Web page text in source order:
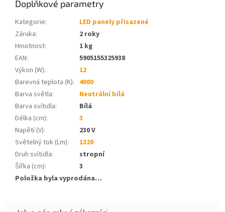
Doplňkové parametry
Kategorie:
LED panely přisazené
Záruka:
2 roky
Hmotnost:
1 kg
EAN:
5905155325938
Výkon (W):
12
Barevná teplota (K): 4000
Barva světla:
Neutrální bílá
Barva svítidla:
Bílá
Délka (cm):
3
Napětí (V):
230 V
Světelný tok (Lm):
1320
Druh svítidla:
stropní
Šířka (cm):
3
Položka byla vyprodána…